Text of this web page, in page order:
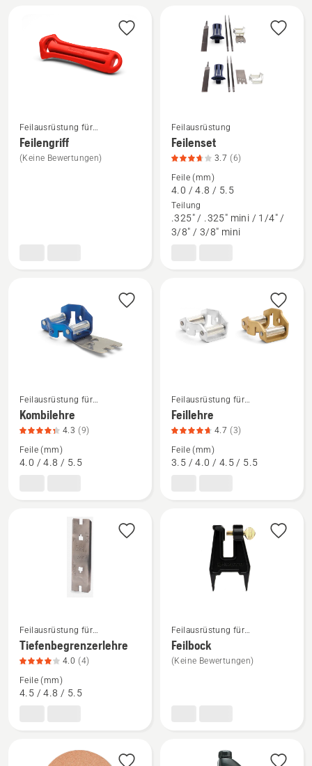
Feillehre
anzeigen,
Produktbewertung
Mehr
Details
Feilausrüstung für
Motorsägen
Feilengriff
(Keine Bewertungen)
Mehr
Details
zu
Feilenset
anzeigen,
Produktbewertung
Feilausrüstung
Feilenset
3.7 (6)
Feile (mm)
4.0 / 4.8 / 5.5
Teilung
.325" / .325" mini / 1/4" /
3/8" / 3/8" mini
Mehr
Details
zu
Kombilehre
anzeigen,
Feilausrüstung für
Motorsägen
Kombilehre
4.3 (9)
Feile (mm)
4.0 / 4.8 / 5.5
Mehr
Details
zu
Feillehre
anzeigen,
Feilausrüstung für
Motorsägen
Feillehre
4.7 (3)
Feile (mm)
3.5 / 4.0 / 4.5 / 5.5
Mehr
Details
zu
Tiefenbegrenzerlehre
anzeigen,
Feilausrüstung für
Motorsägen
Tiefenbegrenzerlehre
4.0 (4)
Feile (mm)
4.5 / 4.8 / 5.5
Mehr
Details
zu
Feilausrüstung für
Motorsägen
Feilbock
(Keine Bewertungen)